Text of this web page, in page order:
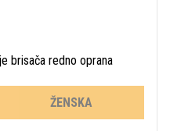
brisača redno oprana
ŽENSKA